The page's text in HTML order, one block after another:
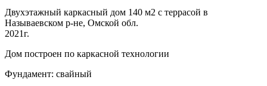
Двухэтажный каркасный дом 140 м2 с террасой в
Называевском р-не, Омской обл.
2021г.
Дом построен по каркасной технологии
Фундамент: свайный